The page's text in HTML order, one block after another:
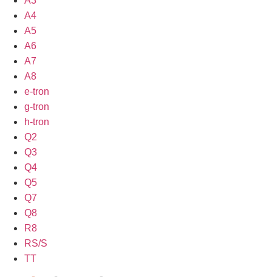
A4
A5
A6
A7
A8
e-tron
g-tron
h-tron
Q2
Q3
Q4
Q5
Q7
Q8
R8
RS/S
TT